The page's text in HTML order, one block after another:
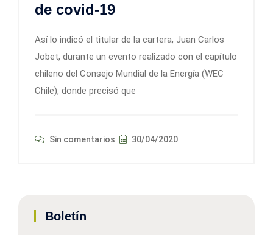
de covid-19
Así lo indicó el titular de la cartera, Juan Carlos
Jobet, durante un evento realizado con el capítulo
chileno del Consejo Mundial de la Energía (WEC
Chile), donde precisó que
Sin comentarios 30/04/2020
Boletín